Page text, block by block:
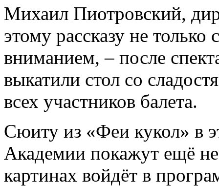
Михаил Пиотровский,
этому рассказу не
вниманием, ­– после
выкатили стол со
всех участников балета.
Сюиту из «Феи кукол» в
Академии покажут ещё
картинах войдёт в